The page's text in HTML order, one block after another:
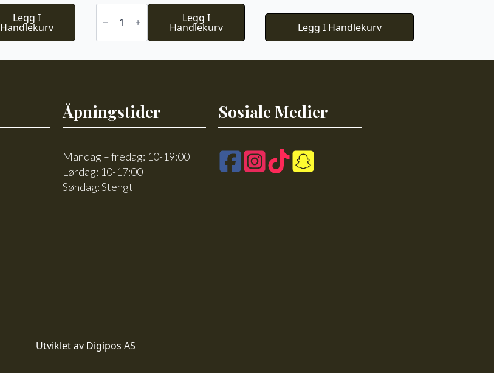
Legg I
Handlekurv
Baby
Dus
antall
Legg I
Handlekurv Legg I Handlekurv
Åpningstider
Mandag – fredag: 10-19:00
Lørdag: 10-17:00
Søndag: Stengt
Sosiale Medier
Utviklet av Digipos AS